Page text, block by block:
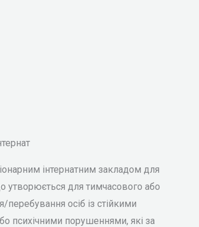
інтернатним закладом для
утворюється для тимчасового або
перебування осіб із стійкими
психічними порушеннями, які за